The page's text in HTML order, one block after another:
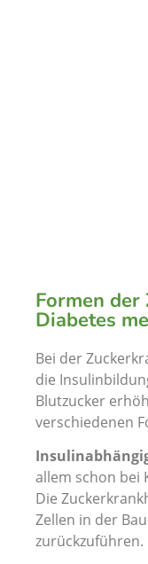
Formen
Diabetes
Bei der
die
Blutzucker
verschiedenen
allem schon bei
Die
Zellen in der
zurückzuführen.